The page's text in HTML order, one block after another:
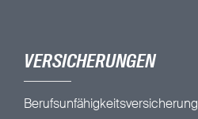
VERSICHERUNGEN
Berufsunfähigkeitsversicherung